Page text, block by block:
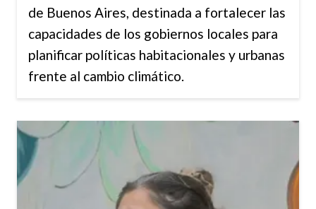
de Buenos Aires, destinada a fortalecer las
capacidades de los gobiernos locales para
planificar políticas habitacionales y urbanas
frente al cambio climático.